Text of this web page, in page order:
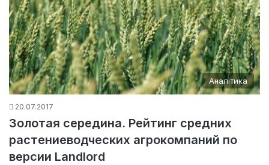
Аналітика
20.07.2017
Золотая середина. Рейтинг средних
растениеводческих агрокомпаний по
версии Landlord